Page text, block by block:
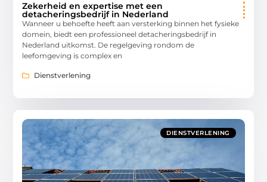
Zekerheid en expertise met een
detacheringsbedrijf in Nederland
Wanneer u behoefte heeft aan versterking binnen het fysieke
domein, biedt een professioneel detacheringsbedrijf in
Nederland uitkomst. De regelgeving rondom de
leefomgeving is complex en
Dienstverlening
DIENSTVERLENING